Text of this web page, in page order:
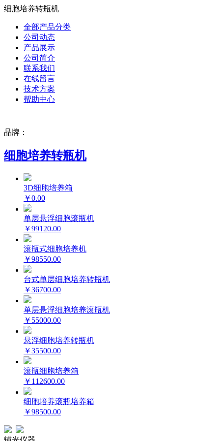
细胞培养转瓶机
全部产品分类
公司动态
产品展示
公司简介
联系我们
在线留言
技术方案
帮助中心
品牌：
细胞培养转瓶机
3D细胞培养箱
￥0.00
单层悬浮细胞滚瓶机
￥99120.00
滚瓶式细胞培养机
￥98550.00
台式单层细胞培养转瓶机
￥36700.00
单层悬浮细胞培养滚瓶机
￥55000.00
悬浮细胞培养转瓶机
￥35500.00
滚瓶细胞培养箱
￥112600.00
细胞培养滚瓶培养箱
￥98500.00